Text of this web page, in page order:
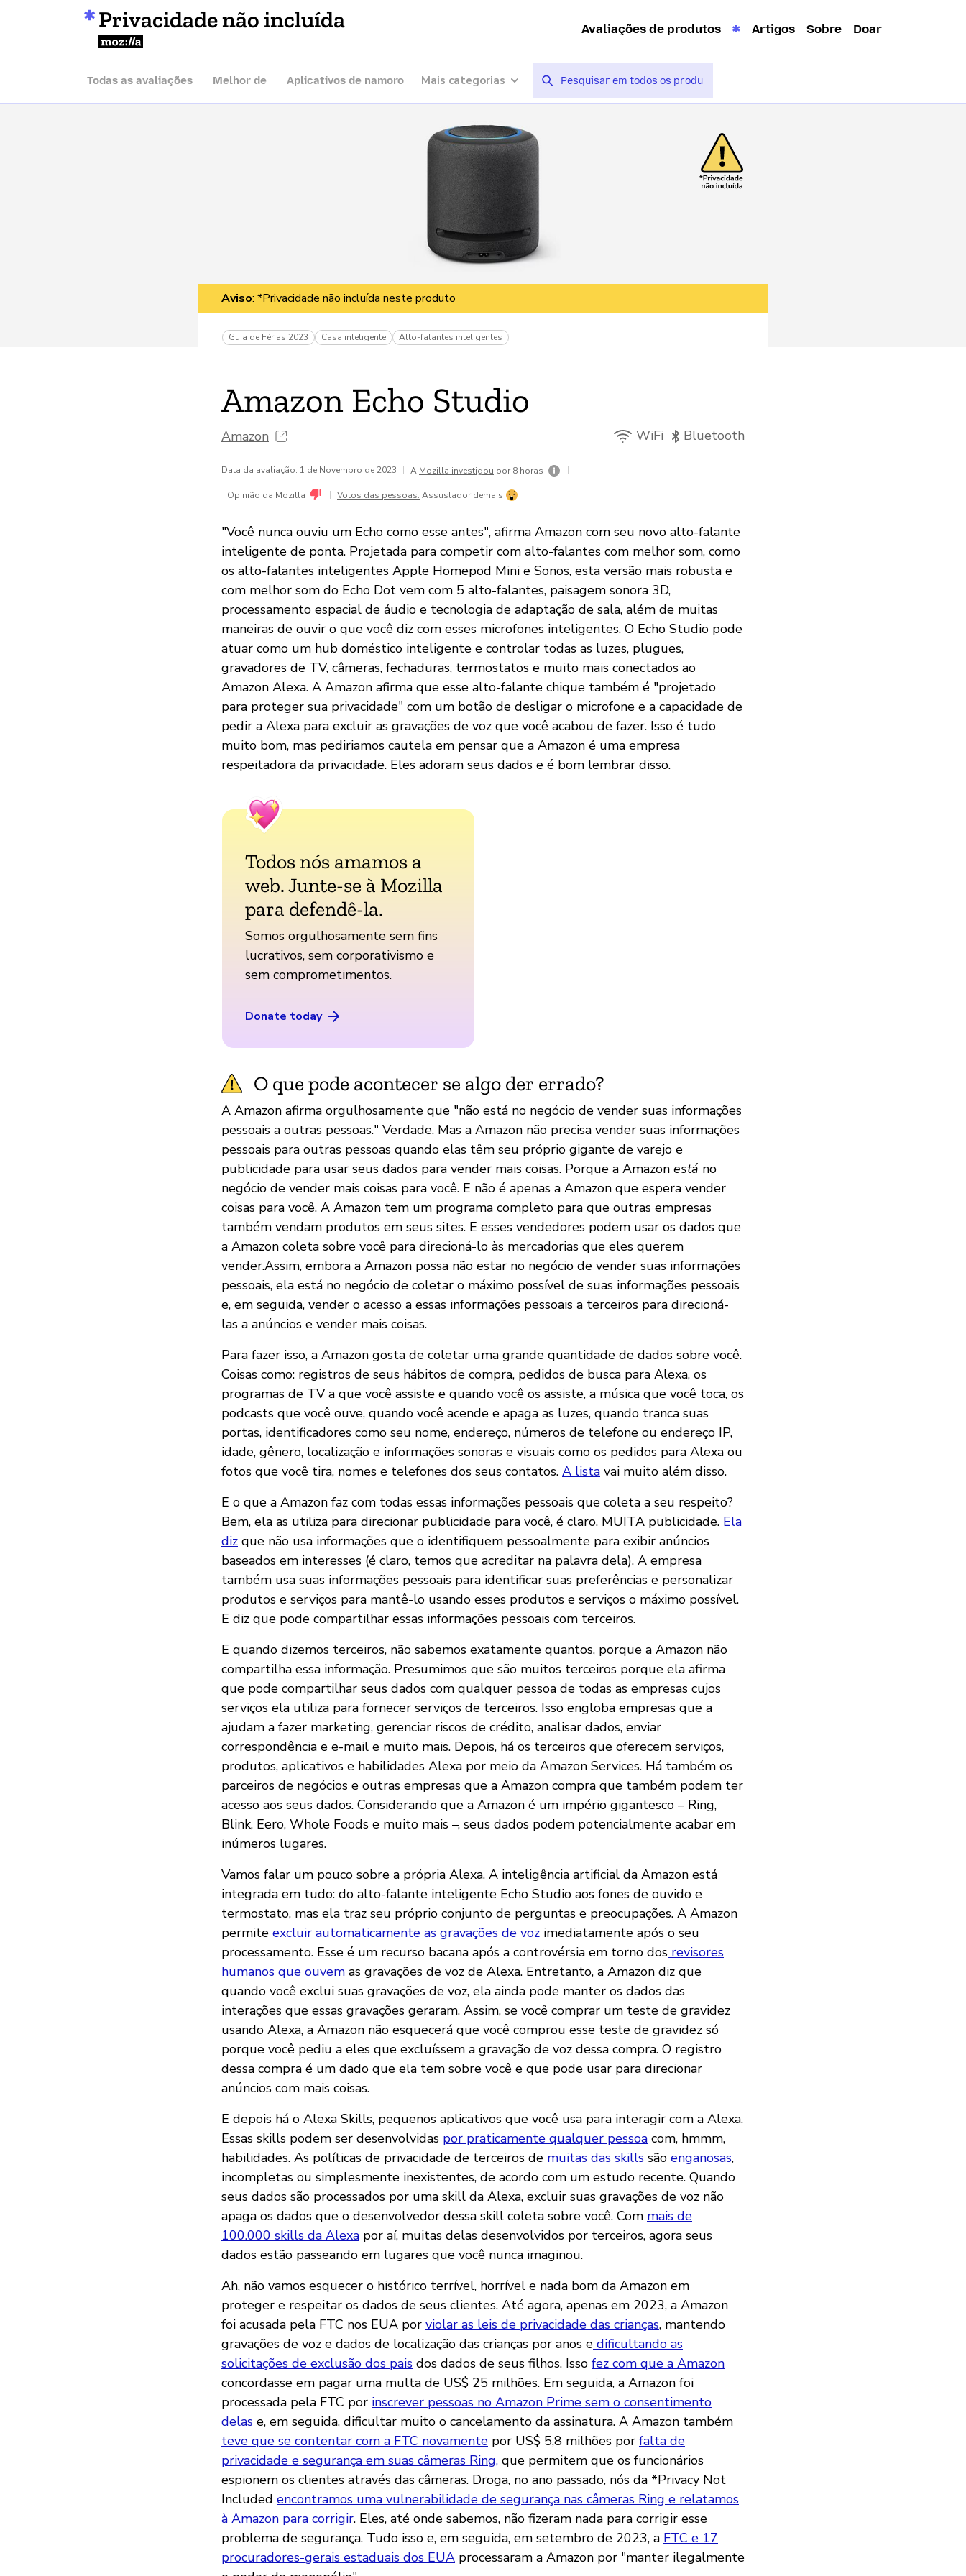
Privacidade não incluída
Mozilla
Avaliações de produtos Artigos Sobre Doar
Todas as avaliações Melhor de Aplicativos de namoro Mais categorias
Aviso: *Privacidade não incluída neste produto
Guia de Férias 2023 Casa inteligente Alto-falantes inteligentes
Amazon Echo Studio
Amazon WiFi Bluetooth
Data da avaliação: 1 de Novembro de 2023 | A Mozilla investigou por 8 horas |
Opinião da Mozilla | Votos das pessoas: Assustador demais
"Você nunca ouviu um Echo como esse antes", afirma Amazon com seu novo alto-falante
inteligente de ponta. Projetada para competir com alto-falantes com melhor som, como
os alto-falantes inteligentes Apple Homepod Mini e Sonos, esta versão mais robusta e
com melhor som do Echo Dot vem com 5 alto-falantes, paisagem sonora 3D,
processamento espacial de áudio e tecnologia de adaptação de sala, além de muitas
maneiras de ouvir o que você diz com esses microfones inteligentes. O Echo Studio pode
atuar como um hub doméstico inteligente e controlar todas as luzes, plugues,
gravadores de TV, câmeras, fechaduras, termostatos e muito mais conectados ao
Amazon Alexa. A Amazon afirma que esse alto-falante chique também é "projetado
para proteger sua privacidade" com um botão de desligar o microfone e a capacidade de
pedir a Alexa para excluir as gravações de voz que você acabou de fazer. Isso é tudo
muito bom, mas pediriamos cautela em pensar que a Amazon é uma empresa
respeitadora da privacidade. Eles adoram seus dados e é bom lembrar disso.
Todos nós amamos a
web. Junte-se à Mozilla
para defendê-la.
Somos orgulhosamente sem fins
lucrativos, sem corporativismo e
sem comprometimentos.
Donate today
O que pode acontecer se algo der errado?
A Amazon afirma orgulhosamente que "não está no negócio de vender suas informações
pessoais a outras pessoas." Verdade. Mas a Amazon não precisa vender suas informações
pessoais para outras pessoas quando elas têm seu próprio gigante de varejo e
publicidade para usar seus dados para vender mais coisas. Porque a Amazon está no
negócio de vender mais coisas para você. E não é apenas a Amazon que espera vender
coisas para você. A Amazon tem um programa completo para que outras empresas
também vendam produtos em seus sites. E esses vendedores podem usar os dados que
a Amazon coleta sobre você para direcioná-lo às mercadorias que eles querem
vender.Assim, embora a Amazon possa não estar no negócio de vender suas informações
pessoais, ela está no negócio de coletar o máximo possível de suas informações pessoais
e, em seguida, vender o acesso a essas informações pessoais a terceiros para direcioná-
las a anúncios e vender mais coisas.
Para fazer isso, a Amazon gosta de coletar uma grande quantidade de dados sobre você.
Coisas como: registros de seus hábitos de compra, pedidos de busca para Alexa, os
programas de TV a que você assiste e quando você os assiste, a música que você toca, os
podcasts que você ouve, quando você acende e apaga as luzes, quando tranca suas
portas, identificadores como seu nome, endereço, números de telefone ou endereço IP,
idade, gênero, localização e informações sonoras e visuais como os pedidos para Alexa ou
fotos que você tira, nomes e telefones dos seus contatos. A lista vai muito além disso.
E o que a Amazon faz com todas essas informações pessoais que coleta a seu respeito?
Bem, ela as utiliza para direcionar publicidade para você, é claro. MUITA publicidade. Ela
diz que não usa informações que o identifiquem pessoalmente para exibir anúncios
baseados em interesses (é claro, temos que acreditar na palavra dela). A empresa
também usa suas informações pessoais para identificar suas preferências e personalizar
produtos e serviços para mantê-lo usando esses produtos e serviços o máximo possível.
E diz que pode compartilhar essas informações pessoais com terceiros.
E quando dizemos terceiros, não sabemos exatamente quantos, porque a Amazon não
compartilha essa informação. Presumimos que são muitos terceiros porque ela afirma
que pode compartilhar seus dados com qualquer pessoa de todas as empresas cujos
serviços ela utiliza para fornecer serviços de terceiros. Isso engloba empresas que a
ajudam a fazer marketing, gerenciar riscos de crédito, analisar dados, enviar
correspondência e e-mail e muito mais. Depois, há os terceiros que oferecem serviços,
produtos, aplicativos e habilidades Alexa por meio da Amazon Services. Há também os
parceiros de negócios e outras empresas que a Amazon compra que também podem ter
acesso aos seus dados. Considerando que a Amazon é um império gigantesco – Ring,
Blink, Eero, Whole Foods e muito mais –, seus dados podem potencialmente acabar em
inúmeros lugares.
Vamos falar um pouco sobre a própria Alexa. A inteligência artificial da Amazon está
integrada em tudo: do alto-falante inteligente Echo Studio aos fones de ouvido e
termostato, mas ela traz seu próprio conjunto de perguntas e preocupações. A Amazon
permite excluir automaticamente as gravações de voz imediatamente após o seu
processamento. Esse é um recurso bacana após a controvérsia em torno dos revisores
humanos que ouvem as gravações de voz de Alexa. Entretanto, a Amazon diz que
quando você exclui suas gravações de voz, ela ainda pode manter os dados das
interações que essas gravações geraram. Assim, se você comprar um teste de gravidez
usando Alexa, a Amazon não esquecerá que você comprou esse teste de gravidez só
porque você pediu a eles que excluíssem a gravação de voz dessa compra. O registro
dessa compra é um dado que ela tem sobre você e que pode usar para direcionar
anúncios com mais coisas.
E depois há o Alexa Skills, pequenos aplicativos que você usa para interagir com a Alexa.
Essas skills podem ser desenvolvidas por praticamente qualquer pessoa com, hmmm,
habilidades. As políticas de privacidade de terceiros de muitas das skills são enganosas,
incompletas ou simplesmente inexistentes, de acordo com um estudo recente. Quando
seus dados são processados por uma skill da Alexa, excluir suas gravações de voz não
apaga os dados que o desenvolvedor dessa skill coleta sobre você. Com mais de
100.000 skills da Alexa por aí, muitas delas desenvolvidos por terceiros, agora seus
dados estão passeando em lugares que você nunca imaginou.
Ah, não vamos esquecer o histórico terrível, horrível e nada bom da Amazon em
proteger e respeitar os dados de seus clientes. Até agora, apenas em 2023, a Amazon
foi acusada pela FTC nos EUA por violar as leis de privacidade das crianças, mantendo
gravações de voz e dados de localização das crianças por anos e dificultando as
solicitações de exclusão dos pais dos dados de seus filhos. Isso fez com que a Amazon
concordasse em pagar uma multa de US$ 25 milhões. Em seguida, a Amazon foi
processada pela FTC por inscrever pessoas no Amazon Prime sem o consentimento
delas e, em seguida, dificultar muito o cancelamento da assinatura. A Amazon também
teve que se contentar com a FTC novamente por US$ 5,8 milhões por falta de
privacidade e segurança em suas câmeras Ring, que permitem que os funcionários
espionem os clientes através das câmeras. Droga, no ano passado, nós da *Privacy Not
Included encontramos uma vulnerabilidade de segurança nas câmeras Ring e relatamos
à Amazon para corrigir. Eles, até onde sabemos, não fizeram nada para corrigir esse
problema de segurança. Tudo isso e, em seguida, em setembro de 2023, a FTC e 17
procuradores-gerais estaduais dos EUA processaram a Amazon por "manter ilegalmente